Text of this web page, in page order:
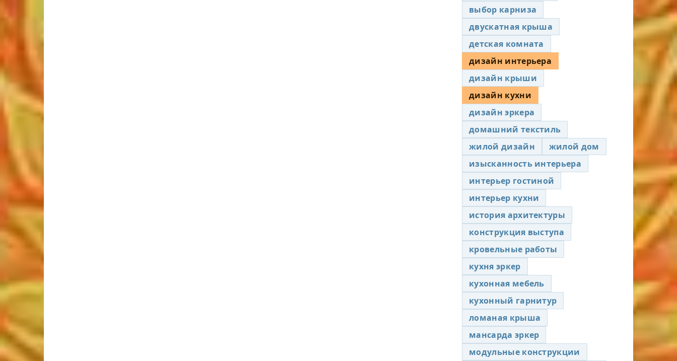
выбор карниза
двускатная крыша
детская комната
дизайн интерьера
дизайн крыши
дизайн кухни
дизайн эркера
домашний текстиль
жилой дизайн
жилой дом
изысканность интерьера
интерьер гостиной
интерьер кухни
история архитектуры
конструкция выступа
кровельные работы
кухня эркер
кухонная мебель
кухонный гарнитур
ломаная крыша
мансарда эркер
модульные конструкции